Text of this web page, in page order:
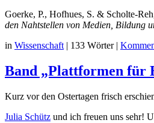
Goerke, P., Hofhues, S. & Scholte-
den Nahtstellen von Medien, Bildung
in Wissenschaft | 133 Wörter |
Band „Plattformen für
Kurz vor den Ostertagen frisch
Julia Schütz und ich freuen uns sehr!